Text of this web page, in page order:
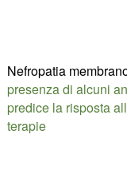
Nefropatia
presenza di alcuni
predice la risposta
terapie